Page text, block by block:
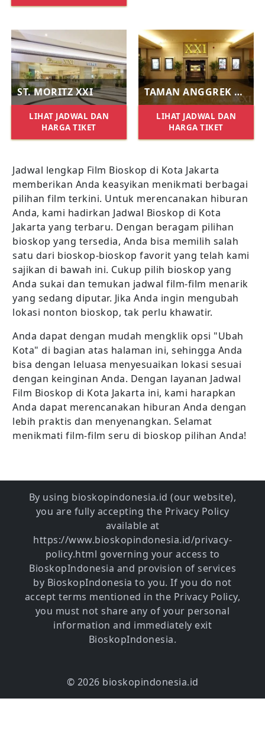
ST. MORITZ XXI
LIHAT JADWAL DAN
HARGA TIKET
TAMAN ANGGREK XXI
LIHAT JADWAL DAN
HARGA TIKET
Jadwal lengkap Film Bioskop di Kota Jakarta
memberikan Anda keasyikan menikmati berbagai
pilihan film terkini. Untuk merencanakan hiburan
Anda, kami hadirkan Jadwal Bioskop di Kota
Jakarta yang terbaru. Dengan beragam pilihan
bioskop yang tersedia, Anda bisa memilih salah
satu dari bioskop-bioskop favorit yang telah kami
sajikan di bawah ini. Cukup pilih bioskop yang
Anda sukai dan temukan jadwal film-film menarik
yang sedang diputar. Jika Anda ingin mengubah
lokasi nonton bioskop, tak perlu khawatir.
Anda dapat dengan mudah mengklik opsi "Ubah
Kota" di bagian atas halaman ini, sehingga Anda
bisa dengan leluasa menyesuaikan lokasi sesuai
dengan keinginan Anda. Dengan layanan Jadwal
Film Bioskop di Kota Jakarta ini, kami harapkan
Anda dapat merencanakan hiburan Anda dengan
lebih praktis dan menyenangkan. Selamat
menikmati film-film seru di bioskop pilihan Anda!
By using bioskopindonesia.id (our website),
you are fully accepting the Privacy Policy
available at
https://www.bioskopindonesia.id/privacy-
policy.html governing your access to
BioskopIndonesia and provision of services
by BioskopIndonesia to you. If you do not
accept terms mentioned in the Privacy Policy,
you must not share any of your personal
information and immediately exit
BioskopIndonesia.
© 2026 bioskopindonesia.id